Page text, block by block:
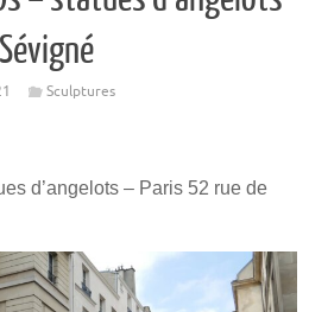
Sculptures
d’angelots – Paris 52 rue de